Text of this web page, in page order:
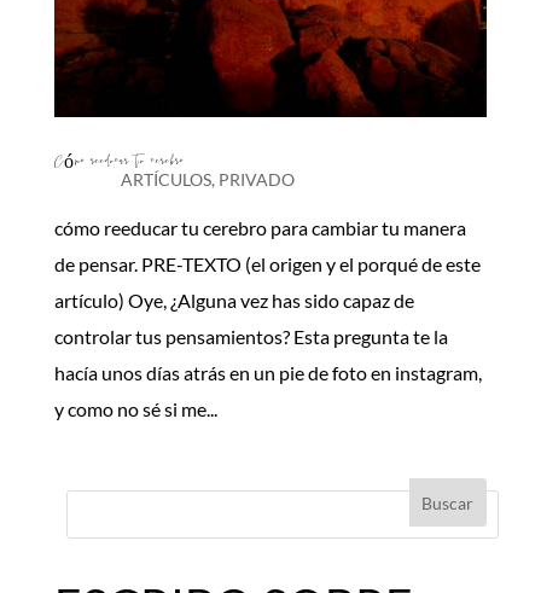
Cómo reeducar tu cerebro
ARTÍCULOS, PRIVADO
cómo reeducar tu cerebro para cambiar tu manera
de pensar. PRE-TEXTO (el origen y el porqué de este
artículo) Oye, ¿Alguna vez has sido capaz de
controlar tus pensamientos? Esta pregunta te la
hacía unos días atrás en un pie de foto en instagram,
y como no sé si me...